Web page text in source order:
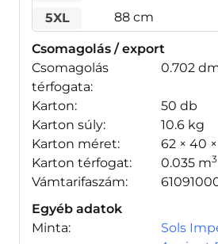
5XL
88 cm
Csomagolás / export
Csomagolás
térfogata:
0.702
Karton:
50 db
Karton súly:
10.6 kg
Karton méret:
62 × 40
Karton térfogat:
0.035 m3
Vámtarifaszám:
Egyéb adatok
Minta:
Sols